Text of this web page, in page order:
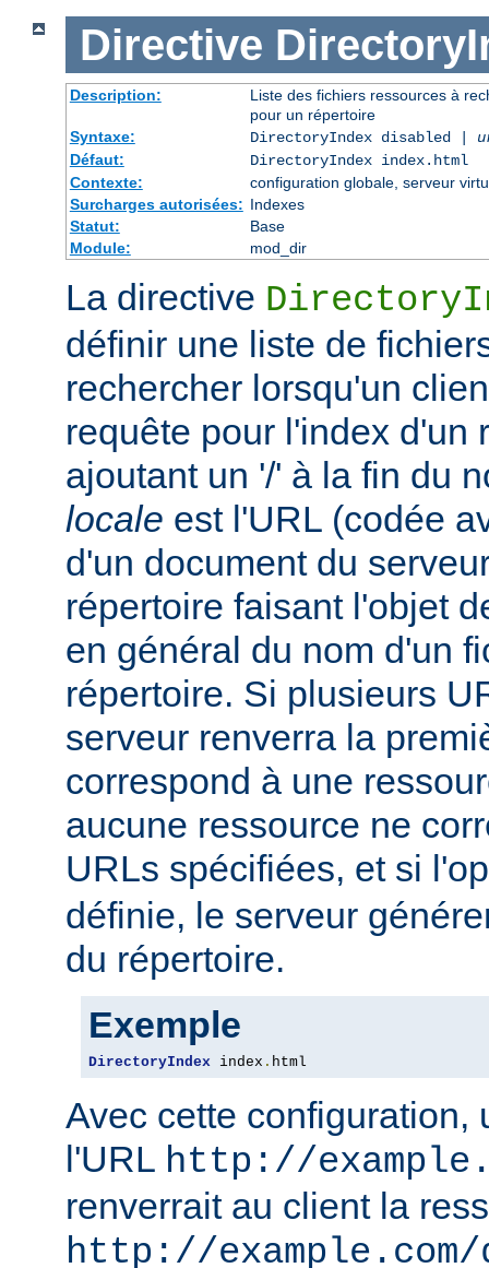
Directive
Description:
Liste des fichiers ressources à
pour un répertoire
Syntaxe:
DirectoryIndex disabled |
Défaut:
DirectoryIndex index.html
Contexte:
configuration globale, serveur
Surcharges autorisées: Indexes
Statut:
Base
Module:
mod_dir
La directive
définir une liste de
rechercher lorsqu'un
requête pour l'index d'un
ajoutant un '/' à la fin du
locale est l'URL (codée
d'un document du
répertoire faisant l'objet
en général du nom d'un
répertoire. Si plusieurs
serveur renverra la
correspond à une
aucune ressource ne
URLs spécifiées, et si
définie, le serveur
du répertoire.
Exemple
DirectoryIndex index . html
Avec cette configuration,
l'URL http://
renverrait au client la
http://